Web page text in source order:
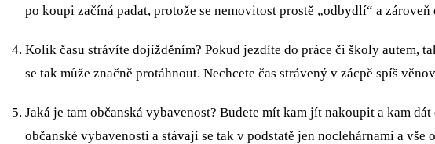
po koupi začíná padat, protože se nemovitost prostě „odbydlí“ a
Kolik času strávíte dojížděním? Pokud jezdíte do práce či školy autem,
se tak může značně protáhnout. Nechcete čas strávený v zácpě spíš
Jaká je tam občanská vybavenost? Budete mít kam jít nakoupit a kam
občanské vybavenosti a stávají se tak v podstatě jen noclehárnami a vše